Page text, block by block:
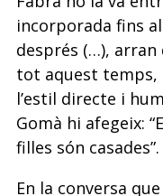
incorporada fins
després (…),
tot aquest temps,
l’estil directe i
Gomà hi afegeix:
filles són casades”.
En la conversa